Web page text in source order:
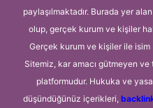
paylaşılmaktadır. Burada yer
olup, gerçek kurum ve kişiler
Gerçek kurum ve kişiler ile
Sitemiz, kar amacı gütmeyen
platformudur. Hukuka ve
düşündüğünüz içerikleri,